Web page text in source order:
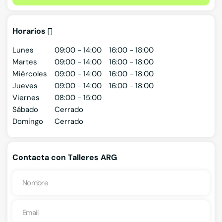
Horarios
Lunes 09:00 - 14:00
16:00 - 18:00
Martes
09:00 - 14:00
16:00 - 18:00
Miércoles
09:00 - 14:00
16:00 - 18:00
Jueves
09:00 - 14:00
16:00 - 18:00
Viernes
08:00 - 15:00
Sábado
Cerrado
Domingo
Cerrado
Contacta con Talleres ARG